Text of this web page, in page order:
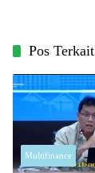
Pos Terkait
Multifinance